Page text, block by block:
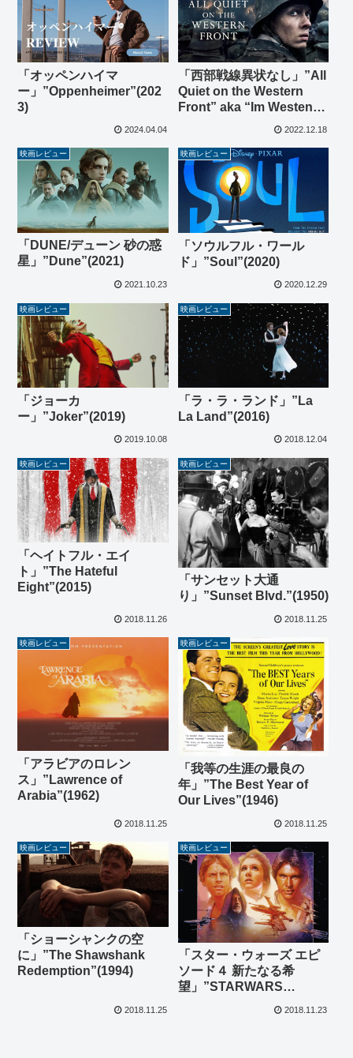
「オッペンハイマ
ー」”Oppenheimer”(202
3)
2024.04.04
「西部戦線異状なし」”All
Quiet on the Western
Front” aka “Im Westen
nichts Neues”(2022)
2022.12.18
映画レビュー
「DUNE/デューン 砂の惑
星」”Dune”(2021)
2021.10.23
映画レビュー
「ソウルフル・ワール
ド」”Soul”(2020)
2020.12.29
映画レビュー
「ジョーカ
ー」”Joker”(2019)
2019.10.08
映画レビュー
「ラ・ラ・ランド」”La
La Land”(2016)
2018.12.04
映画レビュー
「ヘイトフル・エイ
ト」”The Hateful
Eight”(2015)
2018.11.26
映画レビュー
「サンセット大通
り」”Sunset Blvd.”(1950)
2018.11.25
映画レビュー
「アラビアのロレン
ス」”Lawrence of
Arabia”(1962)
2018.11.25
映画レビュー
「我等の生涯の最良の
年」”The Best Year of
Our Lives”(1946)
2018.11.25
映画レビュー
「ショーシャンクの空
に」”The Shawshank
Redemption”(1994)
2018.11.25
映画レビュー
「スター・ウォーズ エピ
ソード４ 新たなる希
望」”STARWARS
2018.11.23